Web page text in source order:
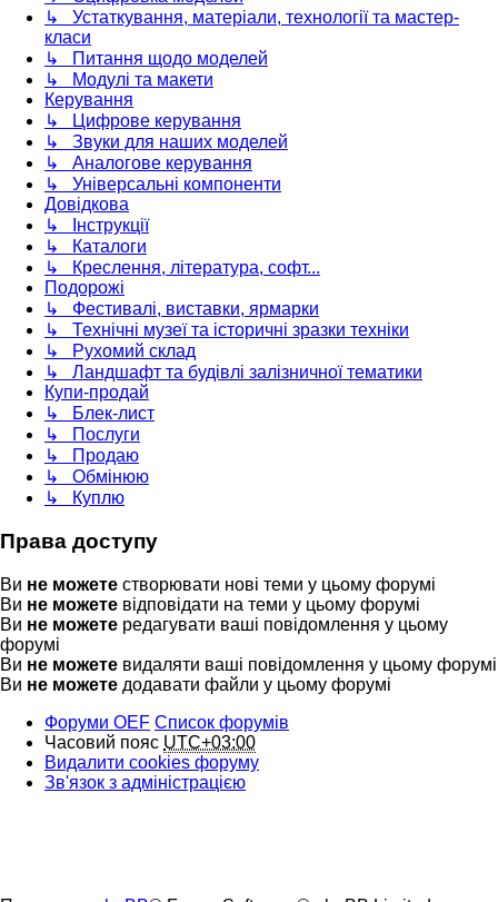
↳ Устаткування, матеріали, технології та мастер-
класи
↳ Питання щодо моделей
↳ Модулі та макети
Керування
↳ Цифрове керування
↳ Звуки для наших моделей
↳ Аналогове керування
↳ Універсальні компоненти
Довідкова
↳ Інструкції
↳ Каталоги
↳ Креслення, література, софт...
Подорожі
↳ Фестивалі, виставки, ярмарки
↳ Технічні музеї та історичні зразки техніки
↳ Рухомий склад
↳ Ландшафт та будівлі залізничної тематики
Купи-продай
↳ Блек-лист
↳ Послуги
↳ Продаю
↳ Обмінюю
↳ Куплю
Права доступу
Ви не можете створювати нові теми у цьому форумі
Ви не можете відповідати на теми у цьому форумі
Ви не можете редагувати ваші повідомлення у цьому
форумі
Ви не можете видаляти ваші повідомлення у цьому форумі
Ви не можете додавати файли у цьому форумі
Форуми OEF Список форумів
Часовий пояс UTC+03:00
Видалити cookies форуму
Зв'язок з адміністрацією